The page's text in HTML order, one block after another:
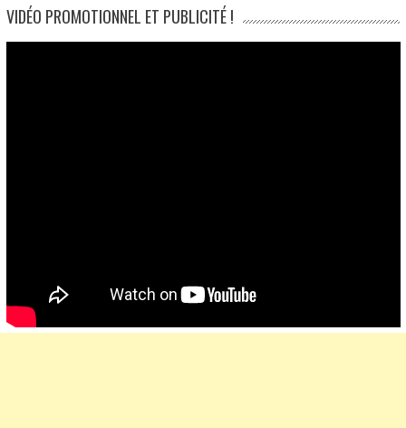
VIDÉO PROMOTIONNEL ET PUBLICITÉ !